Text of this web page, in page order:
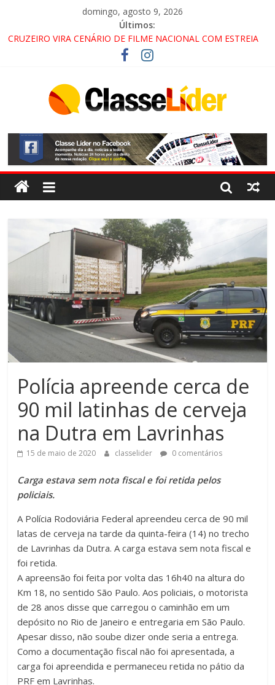
domingo, agosto 9, 2026
Últimos:
CRUZEIRO VIRA CENÁRIO DE FILME NACIONAL COM ESTREIA
PROMOTOR DO GAECO
ACESSO À APARECIDA NA DUTRA SERÁ BLOQUEADO NO FIM
ALTERNATIVAS
LORENA, PINDAMONHANGABA E QUELUZ NA RETA FINAL
PELA FÁBRICA DA COCA-COLA!
Polícia apreende cerca de
90 mil latinhas de cerveja
na Dutra em Lavrinhas
15 de maio de 2020 classelider 0 comentários
Carga estava sem nota fiscal e foi retida pelos
policiais.
A Polícia Rodoviária Federal apreendeu cerca de 90 mil
latas de cerveja na tarde da quinta-feira (14) no trecho
de Lavrinhas da Dutra. A carga estava sem nota fiscal e
foi retida.
A apreensão foi feita por volta das 16h40 na altura do
Km 18, no sentido São Paulo. Aos policiais, o motorista
de 28 anos disse que carregou o caminhão em um
depósito no Rio de Janeiro e entregaria em São Paulo.
Apesar disso, não soube dizer onde seria a entrega.
Como a documentação fiscal não foi apresentada, a
carga foi apreendida e permaneceu retida no pátio da
PRF em Lavrinhas.